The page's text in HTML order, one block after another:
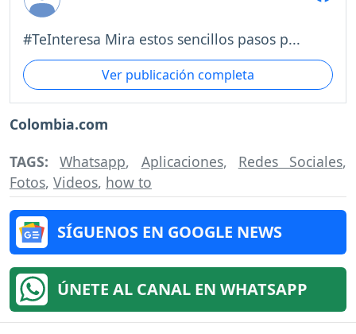
#TeInteresa Mira estos sencillos pasos p...
Ver publicación completa
Colombia.com
TAGS:Whatsapp, Aplicaciones, Redes Sociales,
Fotos, Videos, how to
SÍGUENOS EN GOOGLE NEWS
ÚNETE AL CANAL EN WHATSAPP